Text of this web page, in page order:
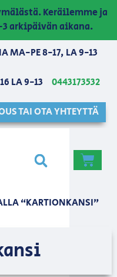
Keräilemme ja
arkipäivän aikana.
MA-PE 8-17, LA 9-13
LA 9-13
0443173532
TAI OTA YHTEYTTÄ
“KARTIONKANSI”